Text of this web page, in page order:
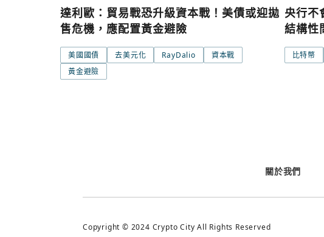
達利歐：貿易戰恐升級資本戰！美債或迎拋
售危機，應配置黃金避險
美國國債 去美元化 RayDalio
資本戰
黃金避險
央行不
結構性
比特幣
今日熱門
追蹤加密城市
關於我們
Copyright © 2024 Crypto City All Rights Reserved